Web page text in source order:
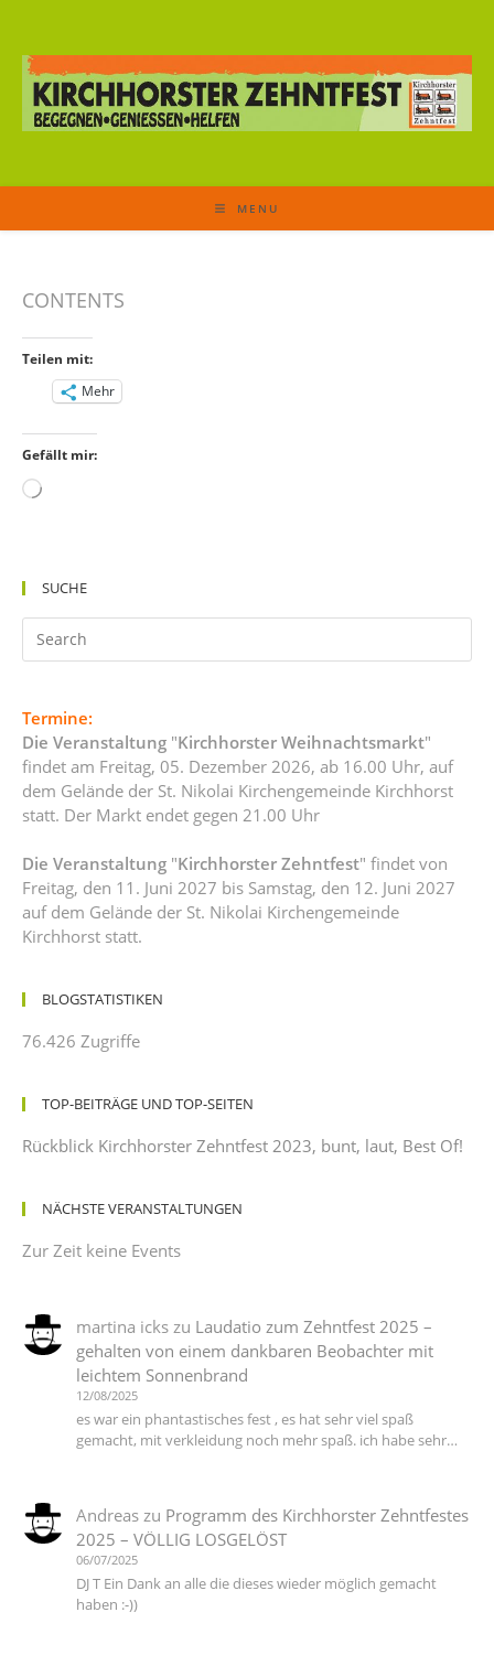
MENU
CONTENTS
Teilen mit:
Mehr
Gefällt mir:
Wird
SUCHE
Termine:
Die Veranstaltung "Kirchhorster Weihnachtsmarkt"
findet am Freitag, 05. Dezember 2026, ab 16.00 Uhr, auf
dem Gelände der St. Nikolai Kirchengemeinde Kirchhorst
statt. Der Markt endet gegen 21.00 Uhr
Die Veranstaltung "Kirchhorster Zehntfest" findet von
Freitag, den 11. Juni 2027 bis Samstag, den 12. Juni 2027
auf dem Gelände der St. Nikolai Kirchengemeinde
Kirchhorst statt.
BLOGSTATISTIKEN
76.426 Zugriffe
TOP-BEITRÄGE UND TOP-SEITEN
Rückblick Kirchhorster Zehntfest 2023, bunt, laut, Best Of!
NÄCHSTE VERANSTALTUNGEN
Zur Zeit keine Events
martina ickszu Laudatio zum Zehntfest 2025 –
gehalten von einem dankbaren Beobachter mit
leichtem Sonnenbrand
12/08/2025
es war ein phantastisches fest , es hat sehr viel spaß
gemacht, mit verkleidung noch mehr spaß. ich habe sehr…
Andreaszu Programm des Kirchhorster Zehntfestes
2025 – VÖLLIG LOSGELÖST
06/07/2025
DJ T Ein Dank an alle die dieses wieder möglich gemacht
haben :-))